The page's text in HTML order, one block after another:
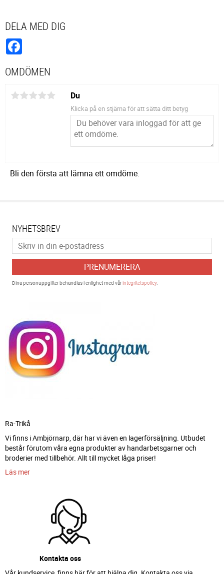
DELA MED DIG
OMDÖMEN
Du
Klicka på en stjärna för att sätta ditt betyg
Bli den första att lämna ett omdöme.
NYHETSBREV
PRENUMERERA
Dina personuppgifter behandlas i enlighet med vårintegritetspolicy.
Ra-Trikå
Vi finns i Ambjörnarp, där har vi även en lagerförsäljning. Utbudet
består förutom våra egna produkter av handarbetsgarner och
broderier med tillbehör. Allt till mycket låga priser!
Läs mer
Kontakta oss